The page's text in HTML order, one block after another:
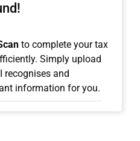
to complete your tax
Simply upload
recognises and
information for you.